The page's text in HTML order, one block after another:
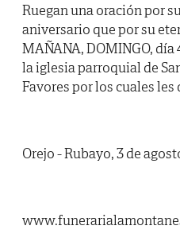
Ruegan una oración por
aniversario que por su
MAÑANA, DOMINGO, día
la iglesia parroquial de
Favores por los cuales
Orejo - Rubayo, 3 de